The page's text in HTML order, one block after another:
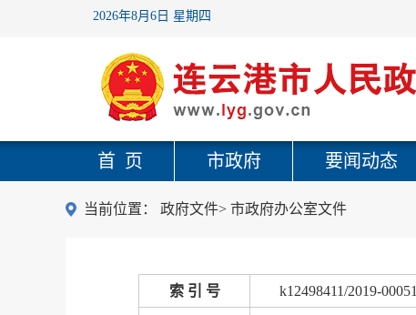
2026年8月6日 星期四
首 页 市政府 要闻动态
当前位置： 政府文件> 市政府办公室文件
索 引 号 k12498411/2019-00051